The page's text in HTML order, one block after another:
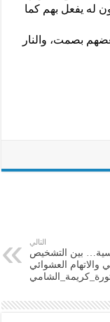
له يفعل بهم كما
بصمت، والنار
التالي
بين التشخيص
والاتهام العشوائي